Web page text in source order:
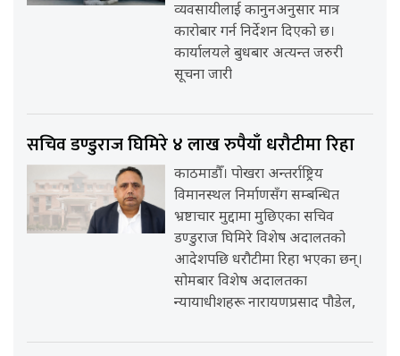
व्यवसायीलाई कानुनअनुसार मात्र
कारोबार गर्न निर्देशन दिएको छ।
कार्यालयले बुधबार अत्यन्त जरुरी
सूचना जारी
सचिव डण्डुराज घिमिरे ४ लाख रुपैयाँ धरौटीमा रिहा
काठमाडौँ। पोखरा अन्तर्राष्ट्रिय
विमानस्थल निर्माणसँग सम्बन्धित
भ्रष्टाचार मुद्दामा मुछिएका सचिव
डण्डुराज घिमिरे विशेष अदालतको
आदेशपछि धरौटीमा रिहा भएका छन्।
सोमबार विशेष अदालतका
न्यायाधीशहरू नारायणप्रसाद पौडेल,